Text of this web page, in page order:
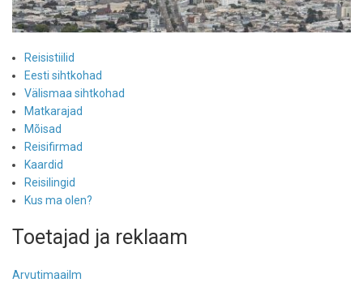
Reisistiilid
Eesti sihtkohad
Välismaa sihtkohad
Matkarajad
Mõisad
Reisifirmad
Kaardid
Reisilingid
Kus ma olen?
Toetajad ja reklaam
Arvutimaailm